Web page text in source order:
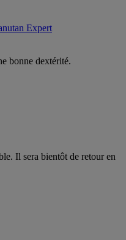
Expert
bonne dextérité.
Il sera bientôt de retour en